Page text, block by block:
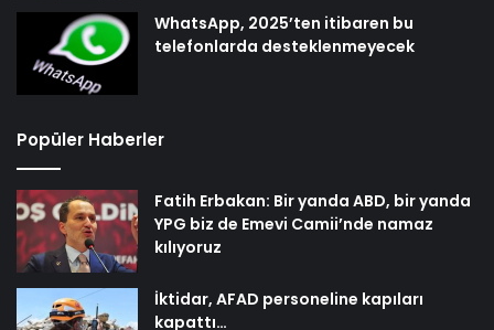
WhatsApp, 2025’ten itibaren bu
telefonlarda desteklenmeyecek
Popüler Haberler
Fatih Erbakan: Bir yanda ABD, bir yanda
YPG biz de Emevi Camii’nde namaz
kılıyoruz
İktidar, AFAD personeline kapıları
kapattı…